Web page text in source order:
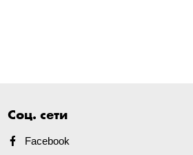
Соц. сети
Facebook